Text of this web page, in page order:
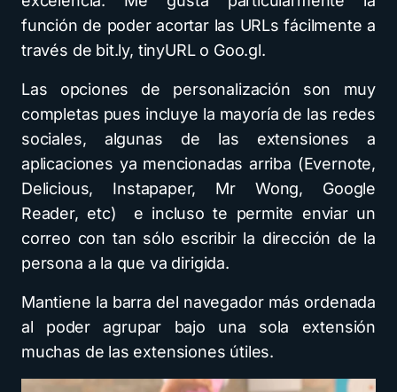
función de poder acortar las URLs fácilmente a
través de bit.ly, tinyURL o Goo.gl.
Las opciones de personalización son muy
completas pues incluye la mayoría de las redes
sociales, algunas de las extensiones a
aplicaciones ya mencionadas arriba (Evernote,
Delicious, Instapaper, Mr Wong, Google
Reader, etc) e incluso te permite enviar un
correo con tan sólo escribir la dirección de la
persona a la que va dirigida.
Mantiene la barra del navegador más ordenada
al poder agrupar bajo una sola extensión
muchas de las extensiones útiles.